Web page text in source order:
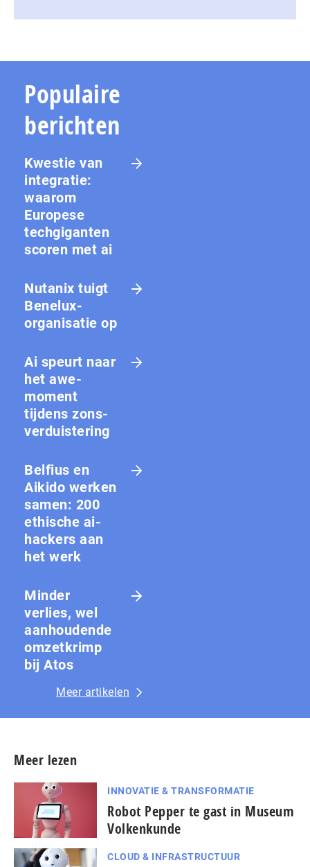
Populaire
berichten
Kwestie van
integratie:
waarom
Europese
techgiganten
scoren met ai
Nutanix tuigt
Benelux-
organisatie op
Ai speurt naar
het awe-
moment
tijdens zons­
ver­duis­te­ring
Belfius en
Aikido werken
samen: 200
ethische ai-
hackers aan
het werk
Minder
verlies, wel
aanhoudende
omzetkrimp
bij Atos
Meer artikelen
Meer lezen
INNOVATIE & TRANSFORMATIE
Robot Pepper te gast in Museum
Volkenkunde
CLOUD & INFRASTRUCTUUR